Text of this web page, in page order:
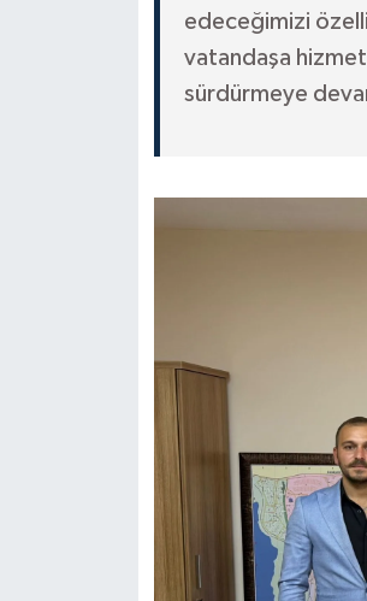
edeceğimizi
vatandaşa hizmet
sürdürmeye